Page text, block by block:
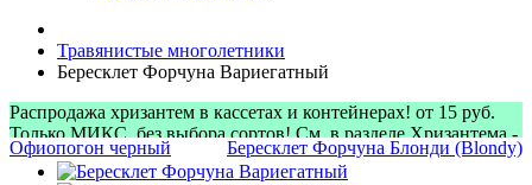
Травянистые многолетники
Бересклет Форчуна Вариегатный
Распродажа хризантем в кассетах и контейнерах! от 15 руб.
Только МИКС, без выбора сортов! См. в разделе Хризантема -
> Микс-наборы
Офиопогон черный Бересклет Форчуна Блонди (Blondy)